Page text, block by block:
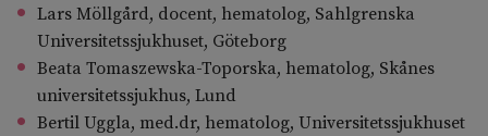
Lars Möllgård, docent, hematolog, Sahlgrenska
Universitetssjukhuset, Göteborg
Beata Tomaszewska-Toporska, hematolog, Skånes
universitetssjukhus, Lund
Bertil Uggla, med.dr, hematolog, Universitetssjukhuset